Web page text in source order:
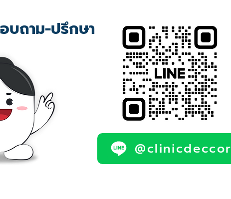
@clinicdeccor
บถาม-ปรึกษา